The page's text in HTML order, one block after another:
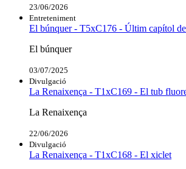
23/06/2026
Entreteniment
El búnquer - T5xC176 - Últim capítol de
El búnquer
03/07/2025
Divulgació
La Renaixença - T1xC169 - El tub
La Renaixença
22/06/2026
Divulgació
La Renaixença - T1xC168 - El xiclet